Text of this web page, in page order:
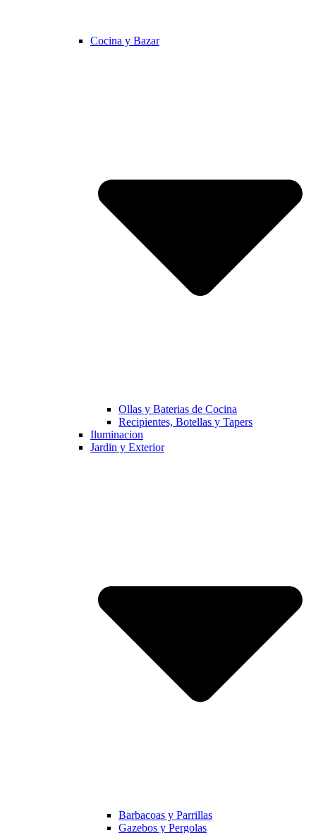
Cocina y Bazar
Ollas y Baterias de Cocina
Recipientes, Botellas y Tapers
Iluminacion
Jardin y Exterior
Barbacoas y Parrillas
Gazebos y Pergolas